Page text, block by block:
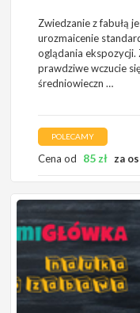
Zwiedzanie z fabułą
urozmaicenie
oglądania
prawdziwe wczucie
średniowieczn …
POLECAMY
Cena od 85 zł za